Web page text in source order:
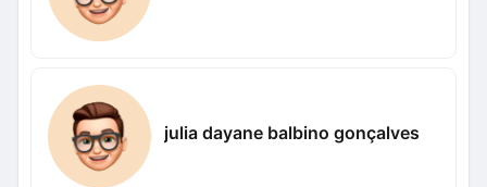
julia dayane balbino gonçalves